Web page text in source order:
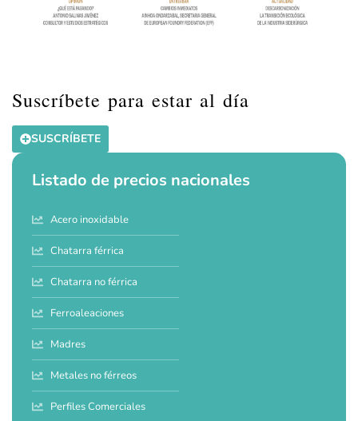
Suscríbete para estar al día
SUSCRÍBETE
Listado de precios nacionales
Acero inoxidable
Chatarra férrica
Chatarra no férrica
Ferroaleaciones
Madres
Metales no férreos
Perfiles Comerciales